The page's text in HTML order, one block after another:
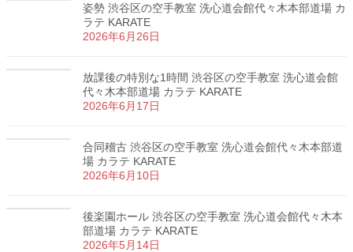
姿勢 渋谷区の空手教室 洗心道会館代々木本部道場 カ
ラテ KARATE
2026年6月26日
放課後の特別な1時間 渋谷区の空手教室 洗心道会館
代々木本部道場 カラテ KARATE
2026年6月17日
合同稽古 渋谷区の空手教室 洗心道会館代々木本部道
場 カラテ KARATE
2026年6月10日
後楽園ホール 渋谷区の空手教室 洗心道会館代々木本
部道場 カラテ KARATE
2026年5月14日